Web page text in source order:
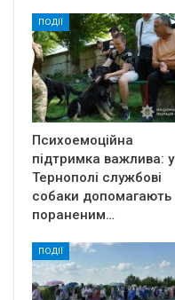
ПОДІЇ
Психоемоційна
підтримка важлива: у
Тернополі службові
собаки допомагають
пораненим…
ПОДІЇ